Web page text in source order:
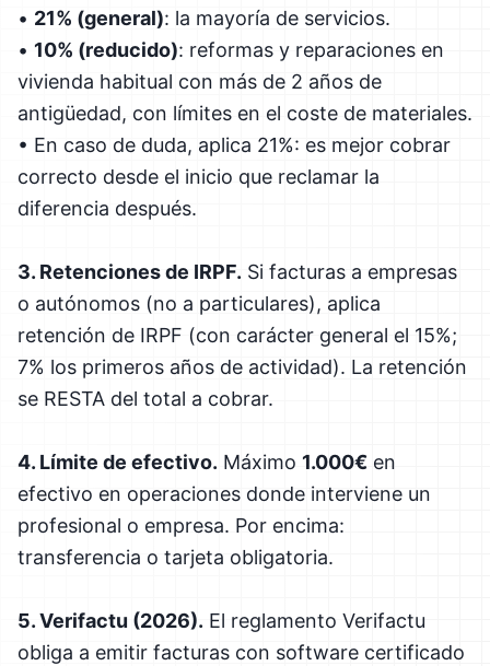
• 21% (general): la mayoría de servicios.
• 10% (reducido): reformas y reparaciones en
vivienda habitual con más de 2 años de
antigüedad, con límites en el coste de materiales.
• En caso de duda, aplica 21%: es mejor cobrar
correcto desde el inicio que reclamar la
diferencia después.
3. Retenciones de IRPF. Si facturas a empresas
o autónomos (no a particulares), aplica
retención de IRPF (con carácter general el 15%;
7% los primeros años de actividad). La retención
se RESTA del total a cobrar.
4. Límite de efectivo. Máximo 1.000€ en
efectivo en operaciones donde interviene un
profesional o empresa. Por encima:
transferencia o tarjeta obligatoria.
5. Verifactu (2026). El reglamento Verifactu
obliga a emitir facturas con software certificado